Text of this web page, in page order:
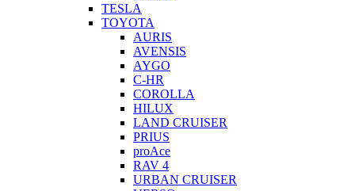
TESLA
TOYOTA
AURIS
AVENSIS
AYGO
C-HR
COROLLA
HILUX
LAND CRUISER
PRIUS
proAce
RAV 4
URBAN CRUISER